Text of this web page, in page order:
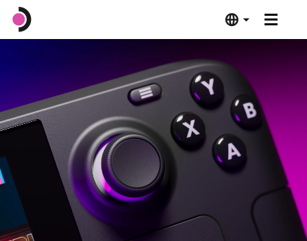
Steam Deck LCD
Dockingstation
Software
Verifiziert für das Steam Deck